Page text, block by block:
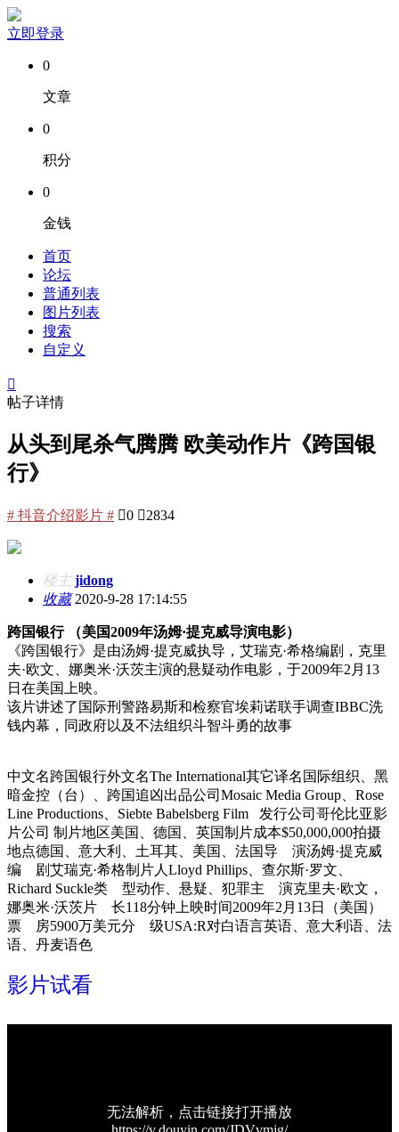
立即登录
0
文章
0
积分
0
金钱
首页
论坛
普通列表
图片列表
搜索
自定义

帖子详情
从头到尾杀气腾腾 欧美动作片《跨国银
行》
# 抖音介绍影片 # 0 2834
楼主 jidong
收藏2020-9-28 17:14:55
跨国银行
（美国2009年汤姆·提克威导演电影）
《跨国银行》是由汤姆·提克威执导，艾瑞克·希格编剧，克里
夫·欧文、娜奥米·沃茨主演的悬疑动作电影，于2009年2月13
日在美国上映。
该片讲述了国际刑警路易斯和检察官埃莉诺联手调查IBBC洗
钱内幕，同政府以及不法组织斗智斗勇的故事
中文名跨国银行外文名The International其它译名国际组织、黑
暗金控（台）、跨国追凶出品公司Mosaic Media Group、Rose
Line Productions、Siebte Babelsberg Film 发行公司哥伦比亚影
片公司 制片地区美国、德国、英国制片成本$50,000,000拍摄
地点德国、意大利、土耳其、美国、法国导 演汤姆·提克威
编 剧艾瑞克·希格制片人Lloyd Phillips、查尔斯·罗文、
Richard Suckle类 型动作、悬疑、犯罪主 演克里夫·欧文，
娜奥米·沃茨片 长118分钟上映时间2009年2月13日（美国）
票 房5900万美元分 级USA:R对白语言英语、意大利语、法
语、丹麦语色
影片试看